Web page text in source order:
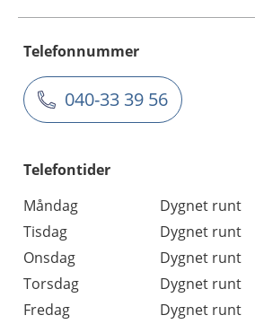
Telefonnummer
040-33 39 56
Telefontider
Måndag
Dygnet runt
Tisdag
Dygnet runt
Onsdag
Dygnet runt
Torsdag
Dygnet runt
Fredag
Dygnet runt